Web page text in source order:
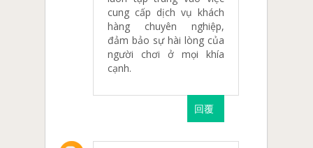
cung cấp dịch vụ khách
hàng chuyên nghiệp,
đảm bảo sự hài lòng của
người chơi ở mọi khía
cạnh.
回覆